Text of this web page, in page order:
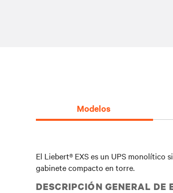
Modelos
El Liebert® EXS es un UPS
gabinete compacto en torre.
DESCRIPCIÓN GENERAL DE